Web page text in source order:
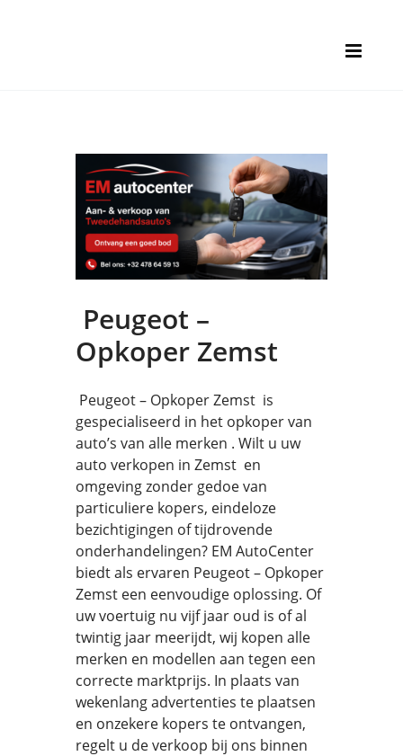
Peugeot –
Opkoper Zemst
Peugeot – Opkoper Zemst is
gespecialiseerd in het opkoper van
auto’s van alle merken . Wilt u uw
auto verkopen in Zemst en
omgeving zonder gedoe van
particuliere kopers, eindeloze
bezichtigingen of tijdrovende
onderhandelingen? EM AutoCenter
biedt als ervaren Peugeot – Opkoper
Zemst een eenvoudige oplossing. Of
uw voertuig nu vijf jaar oud is of al
twintig jaar meerijdt, wij kopen alle
merken en modellen aan tegen een
correcte marktprijs. In plaats van
wekenlang advertenties te plaatsen
en onzekere kopers te ontvangen,
regelt u de verkoop bij ons binnen